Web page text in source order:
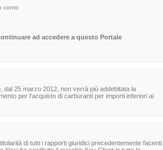
conto
ad accedere a questo Portale
dal 25 marzo 2012, non verrà più addebitata la
per l'acquisto di carburanti per importi inferiori ai
di tutti i rapporti giuridici precedentemente facenti